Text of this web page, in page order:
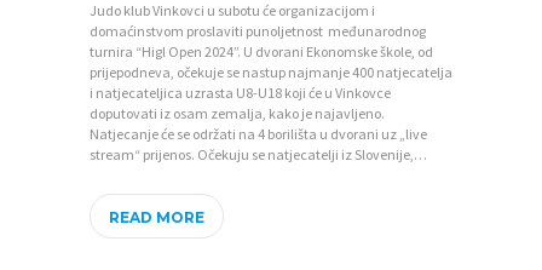
Judo klub Vinkovci u subotu će organizacijom i
domaćinstvom proslaviti punoljetnost međunarodnog
turnira “Higl Open 2024”. U dvorani Ekonomske škole, od
prijepodneva, očekuje se nastup najmanje 400 natjecatelja
i natjecateljica uzrasta U8-U18 koji će u Vinkovce
doputovati iz osam zemalja, kako je najavljeno.
Natjecanje će se održati na 4 borilišta u dvorani uz „live
stream“ prijenos. Očekuju se natjecatelji iz Slovenije,…
READ MORE